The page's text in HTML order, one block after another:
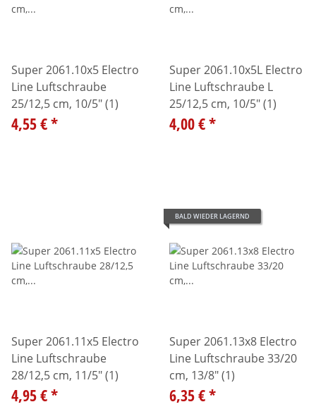
Super 2061.10x5 Electro
Line Luftschraube
25/12,5 cm, 10/5" (1)
4,55 €*
Super 2061.10x5L Electro
Line Luftschraube L
25/12,5 cm, 10/5" (1)
4,00 €*
Super 2061.11x5 Electro
Line Luftschraube
28/12,5 cm, 11/5" (1)
4,95 €*
BALD WIEDER LAGERND
Super 2061.13x8 Electro
Line Luftschraube 33/20
cm, 13/8" (1)
6,35 €*